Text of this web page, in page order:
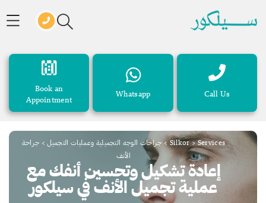
Call Us
Whatsapp
Book an
Appointment
Silkor>Services
>جراحات الوجه التجميلية وعمليات التجميل> جراحة
الأنف
إعادة تشكيل وتحسين أنفك مع
عملية تجميل الأنف في سيلكور